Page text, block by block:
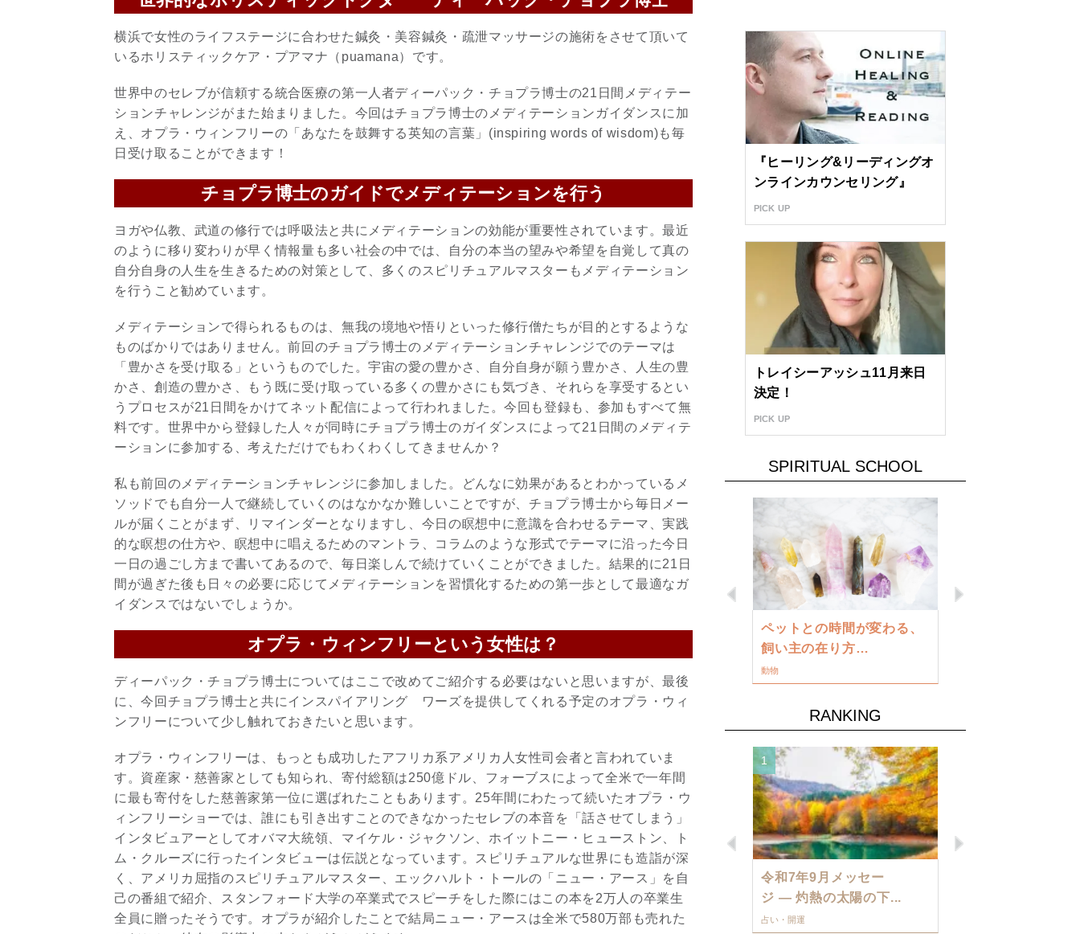
横浜で女性のライフステージに合わせた鍼灸・美容鍼灸・疏泄マッサージの施術をさせて頂いて
いるホリスティックケア・プアマナ（puamana）です。
世界中のセレブが信頼する統合医療の第一人者ディーパック・チョプラ博士の21日間メディテー
ションチャレンジがまた始まりました。今回はチョプラ博士のメディテーションガイダンスに加
え、オプラ・ウィンフリーの「あなたを鼓舞する英知の言葉」(inspiring words of wisdom)も毎
日受け取ることができます！
チョプラ博士のガイドでメディテーションを行う
ヨガや仏教、武道の修行では呼吸法と共にメディテーションの効能が重要性されています。最近
のように移り変わりが早く情報量も多い社会の中では、自分の本当の望みや希望を自覚して真の
自分自身の人生を生きるための対策として、多くのスピリチュアルマスターもメディテーション
を行うこと勧めています。
メディテーションで得られるものは、無我の境地や悟りといった修行僧たちが目的とするような
ものばかりではありません。前回のチョプラ博士のメディテーションチャレンジでのテーマは
「豊かさを受け取る」というものでした。宇宙の愛の豊かさ、自分自身が願う豊かさ、人生の豊
かさ、創造の豊かさ、もう既に受け取っている多くの豊かさにも気づき、それらを享受するとい
うプロセスが21日間をかけてネット配信によって行われました。今回も登録も、参加もすべて無
料です。世界中から登録した人々が同時にチョプラ博士のガイダンスによって21日間のメディテ
ーションに参加する、考えただけでもわくわくしてきませんか？
私も前回のメディテーションチャレンジに参加しました。どんなに効果があるとわかっているメ
ソッドでも自分一人で継続していくのはなかなか難しいことですが、チョプラ博士から毎日メー
ルが届くことがまず、リマインダーとなりますし、今日の瞑想中に意識を合わせるテーマ、実践
的な瞑想の仕方や、瞑想中に唱えるためのマントラ、コラムのような形式でテーマに沿った今日
一日の過ごし方まで書いてあるので、毎日楽しんで続けていくことができました。結果的に21日
間が過ぎた後も日々の必要に応じてメディテーションを習慣化するための第一歩として最適なガ
イダンスではないでしょうか。
オプラ・ウィンフリーという女性は？
ディーパック・チョプラ博士についてはここで改めてご紹介する必要はないと思いますが、最後
に、今回チョプラ博士と共にインスパイアリング ワーズを提供してくれる予定のオプラ・ウィ
ンフリーについて少し触れておきたいと思います。
オプラ・ウィンフリーは、もっとも成功したアフリカ系アメリカ人女性司会者と言われていま
す。資産家・慈善家としても知られ、寄付総額は250億ドル、フォーブスによって全米で一年間
に最も寄付をした慈善家第一位に選ばれたこともあります。25年間にわたって続いたオプラ・ウ
ィンフリーショーでは、誰にも引き出すことのできなかったセレブの本音を「話させてしまう」
インタビュアーとしてオバマ大統領、マイケル・ジャクソン、ホイットニー・ヒューストン、ト
ム・クルーズに行ったインタビューは伝説となっています。スピリチュアルな世界にも造詣が深
く、アメリカ屈指のスピリチュアルマスター、エックハルト・トールの「ニュー・アース」を自
己の番組で紹介、スタンフォード大学の卒業式でスピーチをした際にはこの本を2万人の卒業生
全員に贈ったそうです。オプラが紹介したことで結局ニュー・アースは全米で580万部も売れた
『ヒーリング&リーディングオ
ンラインカウンセリング』
PICK UP
トレイシーアッシュ11月来日
決定！
PICK UP
SPIRITUAL SCHOOL
Previous
かす原動力～あ…
インタビュー
ペットとの時間が変わる、
飼い主の在り方…
動物
RANKING
Previous
3
究極的な覚醒に向かって
【The Secret of...
インタビュー
1
令和7年9月メッセー
ジ — 灼熱の太陽の下...
占い・開運